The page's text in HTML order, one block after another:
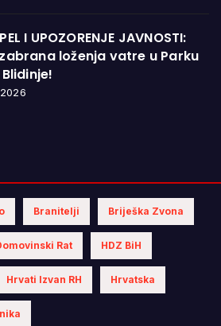
I UPOZORENJE JAVNOSTI:
loženja vatre u Parku
Branitelji Briješka Zvona
Rat HDZ BiH
Hrvati Izvan RH Hrvatska